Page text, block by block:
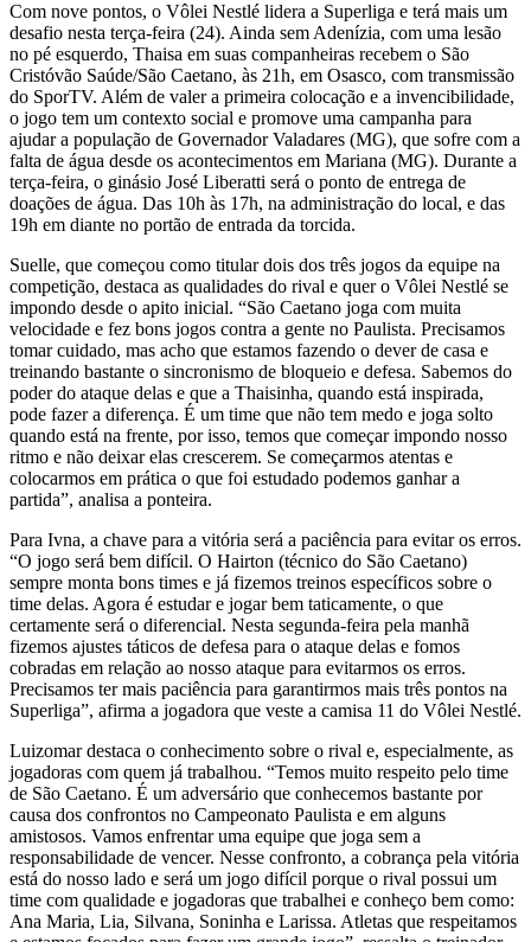
Com nove pontos, o Vôlei Nestlé lidera a Superliga e terá mais um
desafio nesta terça-feira (24). Ainda sem Adenízia, com uma lesão
no pé esquerdo, Thaisa em suas companheiras recebem o São
Cristóvão Saúde/São Caetano, às 21h, em Osasco, com transmissão
do SporTV. Além de valer a primeira colocação e a invencibilidade,
o jogo tem um contexto social e promove uma campanha para
ajudar a população de Governador Valadares (MG), que sofre com a
falta de água desde os acontecimentos em Mariana (MG). Durante a
terça-feira, o ginásio José Liberatti será o ponto de entrega de
doações de água. Das 10h às 17h, na administração do local, e das
19h em diante no portão de entrada da torcida.
Suelle, que começou como titular dois dos três jogos da equipe na
competição, destaca as qualidades do rival e quer o Vôlei Nestlé se
impondo desde o apito inicial. “São Caetano joga com muita
velocidade e fez bons jogos contra a gente no Paulista. Precisamos
tomar cuidado, mas acho que estamos fazendo o dever de casa e
treinando bastante o sincronismo de bloqueio e defesa. Sabemos do
poder do ataque delas e que a Thaisinha, quando está inspirada,
pode fazer a diferença. É um time que não tem medo e joga solto
quando está na frente, por isso, temos que começar impondo nosso
ritmo e não deixar elas crescerem. Se começarmos atentas e
colocarmos em prática o que foi estudado podemos ganhar a
partida”, analisa a ponteira.
Para Ivna, a chave para a vitória será a paciência para evitar os erros.
“O jogo será bem difícil. O Hairton (técnico do São Caetano)
sempre monta bons times e já fizemos treinos específicos sobre o
time delas. Agora é estudar e jogar bem taticamente, o que
certamente será o diferencial. Nesta segunda-feira pela manhã
fizemos ajustes táticos de defesa para o ataque delas e fomos
cobradas em relação ao nosso ataque para evitarmos os erros.
Precisamos ter mais paciência para garantirmos mais três pontos na
Superliga”, afirma a jogadora que veste a camisa 11 do Vôlei Nestlé.
Luizomar destaca o conhecimento sobre o rival e, especialmente, as
jogadoras com quem já trabalhou. “Temos muito respeito pelo time
de São Caetano. É um adversário que conhecemos bastante por
causa dos confrontos no Campeonato Paulista e em alguns
amistosos. Vamos enfrentar uma equipe que joga sem a
responsabilidade de vencer. Nesse confronto, a cobrança pela vitória
está do nosso lado e será um jogo difícil porque o rival possui um
time com qualidade e jogadoras que trabalhei e conheço bem como:
Ana Maria, Lia, Silvana, Soninha e Larissa. Atletas que respeitamos